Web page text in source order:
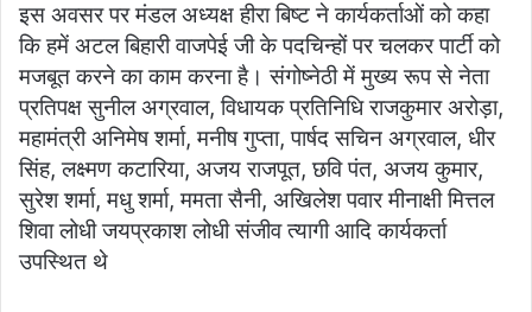
इस अवसर पर मंडल अध्यक्ष हीरा बिष्ट ने कार्यकर्ताओं को कहा
कि हमें अटल बिहारी वाजपेई जी के पदचिन्हों पर चलकर पार्टी को
मजबूत करने का काम करना है। संगोष्नेठी में मुख्य रूप से नेता
प्रतिपक्ष सुनील अग्रवाल, विधायक प्रतिनिधि राजकुमार अरोड़ा,
महामंत्री अनिमेष शर्मा, मनीष गुप्ता, पार्षद सचिन अग्रवाल, धीर
सिंह, लक्ष्मण कटारिया, अजय राजपूत, छवि पंत, अजय कुमार,
सुरेश शर्मा, मधु शर्मा, ममता सैनी, अखिलेश पवार मीनाक्षी मित्तल
शिवा लोधी जयप्रकाश लोधी संजीव त्यागी आदि कार्यकर्ता
उपस्थित थे